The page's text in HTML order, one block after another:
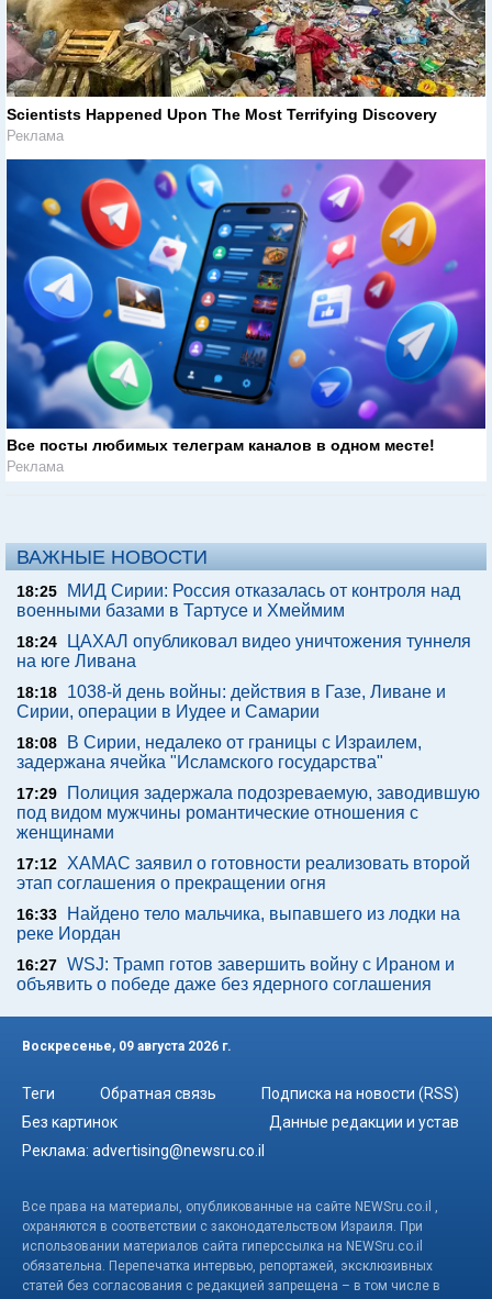
Scientists Happened Upon The Most Terrifying Discovery
Реклама
Все посты любимых телеграм каналов в одном месте!
Реклама
ВАЖНЫЕ НОВОСТИ
18:25
МИД Сирии: Россия отказалась от контроля над
военными базами в Тартусе и Хмеймим
18:24
ЦАХАЛ опубликовал видео уничтожения туннеля
на юге Ливана
18:18
1038-й день войны: действия в Газе, Ливане и
Сирии, операции в Иудее и Самарии
18:08
В Сирии, недалеко от границы с Израилем,
задержана ячейка "Исламского государства"
17:29
Полиция задержала подозреваемую, заводившую
под видом мужчины романтические отношения с
женщинами
17:12 ХАМАС заявил о готовности реализовать второй
этап соглашения о прекращении огня
16:33
Найдено тело мальчика, выпавшего из лодки на
реке Иордан
16:27 WSJ: Трамп готов завершить войну с Ираном и
объявить о победе даже без ядерного соглашения
Воскресенье, 09 августа 2026 г.
Теги Обратная связь
Подписка на новости (RSS)
Без картинок
Данные редакции и устав
Реклама: advertising@newsru.co.il
Все права на материалы, опубликованные на сайте NEWSru.co.il ,
охраняются в соответствии с законодательством Израиля. При
использовании материалов сайта гиперссылка на NEWSru.co.il
обязательна. Перепечатка интервью, репортажей, эксклюзивных
статей без согласования с редакцией запрещена – в том числе в